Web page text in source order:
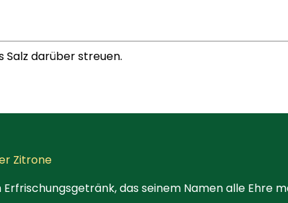
Salz darüber streuen.
Zitrone
das seinem Namen alle Ehre